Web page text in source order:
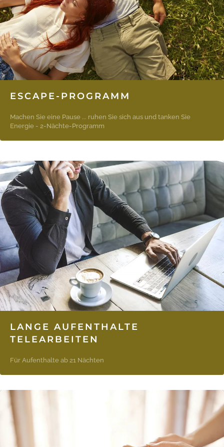
ESCAPE-PROGRAMM
Machen Sie eine Pause ... ruhen Sie sich aus und tanken Sie
Energie - 2-Nächte-Programm
LANGE AUFENTHALTE
TELEARBEITEN
Für Aufenthalte ab 21 Nächten